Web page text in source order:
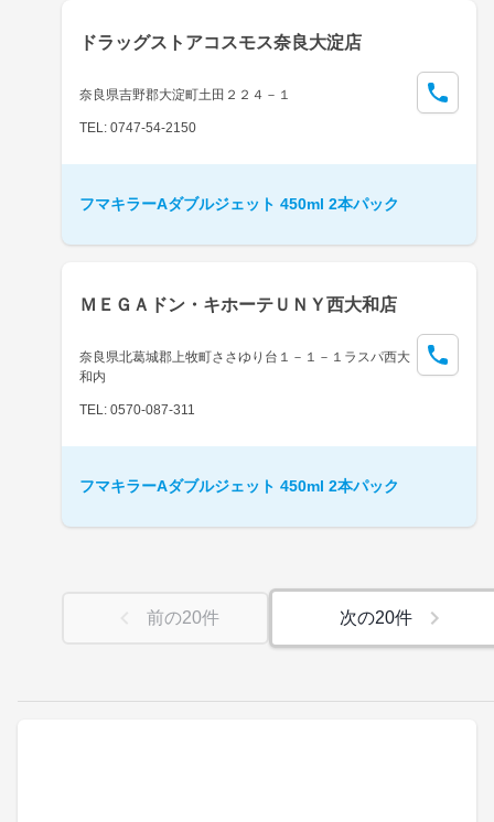
ドラッグストアコスモス奈良大淀店
奈良県吉野郡大淀町土田２２４－１
TEL: 0747-54-2150
フマキラーAダブルジェット 450ml 2本パック
ＭＥＧＡドン・キホーテＵＮＹ西大和店
奈良県北葛城郡上牧町ささゆり台１－１－１ラスパ西大
和内
TEL: 0570-087-311
フマキラーAダブルジェット 450ml 2本パック
前の20件 次の20件